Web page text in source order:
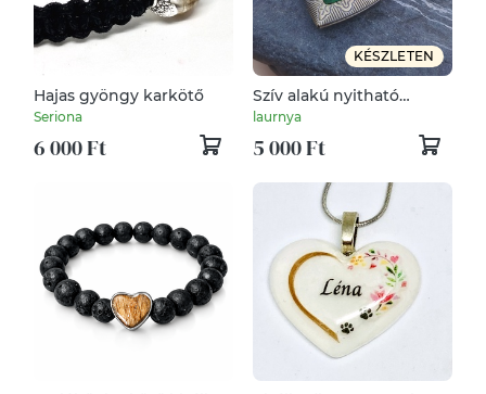
Hajas gyöngy karkötő
Seriona
6 000 Ft
KÉSZLETEN
Szív alakú nyitható
emlékőr medál
gyöngyvirágos mintával,
titokőr medál
laurnya
5 000 Ft